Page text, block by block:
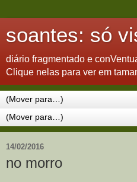
soantes: só
diário fragmentado e
Clique nelas para ver em
14/02/2016
no morro